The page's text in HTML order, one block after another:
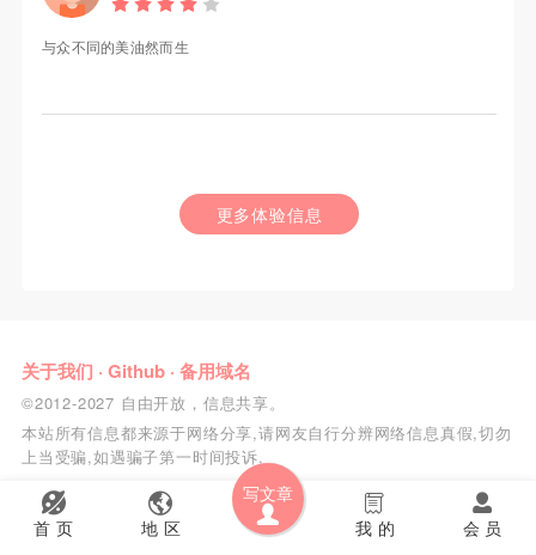
首 页 地 区
写文章
会 员
我 的
与众不同的美油然而生
更多体验信息
关于我们 · Github· 备用域名
©2012-2027 自由开放，信息共享。
本站所有信息都来源于网络分享,请网友自行分辨网络信息真假,切勿
上当受骗,如遇骗子第一时间投诉.